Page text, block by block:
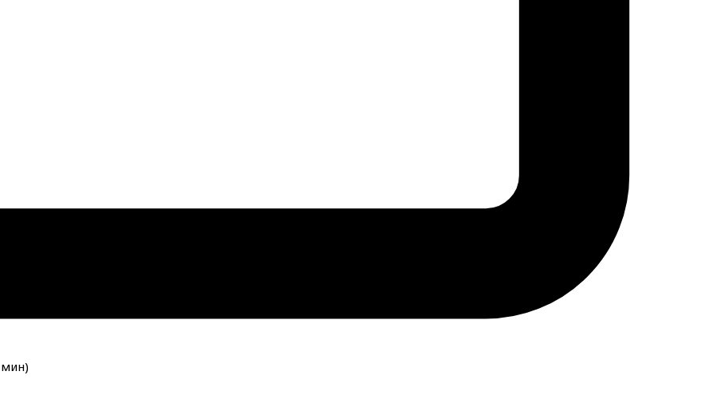
мин)